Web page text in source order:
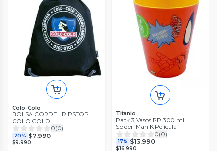
Colo-Colo
BOLSA CORDEL RIPSTOP
COLO COLO
0(0)
20% $7.990
$9.990
Titanio
Pack 3 Vasos PP 300 ml
Spider-Man K Película
0(0)
17% $13.990
$16.990